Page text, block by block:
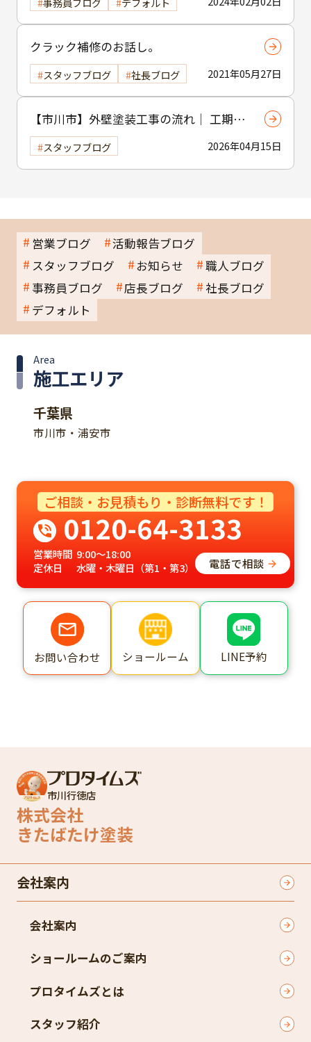
クラック補修のお話し。
2021年05月27日
スタッフブログ 社長ブログ
【市川市】外壁塗装工事の流れ｜ 工期・
工程・作業内容をわかりやすく解説2026年04月15日
スタッフブログ
営業ブログ
活動報告ブログ
スタッフブログ
お知らせ
職人ブログ
事務員ブログ
店長ブログ
社長ブログ
デフォルト
施工エリア
Area
千葉県
市川市・浦安市
ご相談・お見積もり・診断無料です！
0120-64-3133
営業時間 9:00～18:00
定休日
水曜・木曜日（第1・第3） 電話で相談
お問い合わせ ショールーム LINE予約
市川行徳店
株式会社
きたばたけ塗装
会社案内
会社案内
ショールームのご案内
プロタイムズとは
スタッフ紹介